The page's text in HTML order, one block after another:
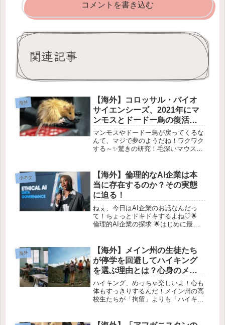
コメントを書き込む
関連記事
海外
【海外】コロッサル・バイオ
サイエンシーズ、2021年にマ
ンモスとドードー鳥の復活計
画を発表
マンモスやドードー鳥が戻ってくるな
んて、マジで夢のようだね！ワクワク
する～✨驚きの研究！毛深いマウスを
ースを見つけたの。なんと、科学者た
ちが絶滅した動物を復活させるプロジ
ェク...
小ネタ
【海外】倫理的なAI企業は本
当に存在するのか？その実態
に迫る！
ねぇ、今日はAI企業のお話なんだっ
て！ちょっとドキドキするよね♡🌟
倫理的AI企業の探求 🌟はじめに最
たちの生活にも影響を与えているんで
す🤖✨。このマーケットで、どの企...
海外
【海外】メイン州の生徒たち
が停学を回避してハイキング
を選ぶ理由とは？心身のメリ
ットに迫る！
ハイキング、めっちゃ楽しいよ！心も
体もすっきりするんだ！メイン州の高
校生たちが「拘留」よりも「ハイキン
たり、授業中にスマホをいじったり、